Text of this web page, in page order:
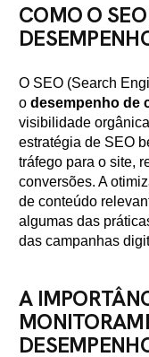
COMO O
O SEO (Search
o desempenho de
visibilidade
estratégia de SEO
tráfego para o site,
conversões. A
de conteúdo
algumas das
das campanhas
A